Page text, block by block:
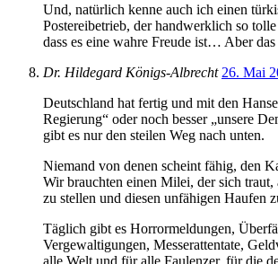
Und, natürlich kenne auch ich einen
Postereibetrieb, der handwerklich so
dass es eine wahre Freude ist… Aber
Dr. Hildegard Königs-Albrecht 26. Mai
Deutschland hat fertig und mit den
Regierung“ oder noch besser „unsere
gibt es nur den steilen Weg nach unten.
Niemand von denen scheint fähig, den
Wir brauchten einen Milei, der sich
zu stellen und diesen unfähigen Haufen
Täglich gibt es Horrormeldungen,
Vergewaltigungen, Messerattentate,
alle Welt und für alle Faulenzer, für die